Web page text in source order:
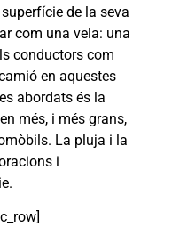
de la seva
com una vela: una
conductors com
en aquestes
abordats és la
més, i més grans,
La pluja i la
i